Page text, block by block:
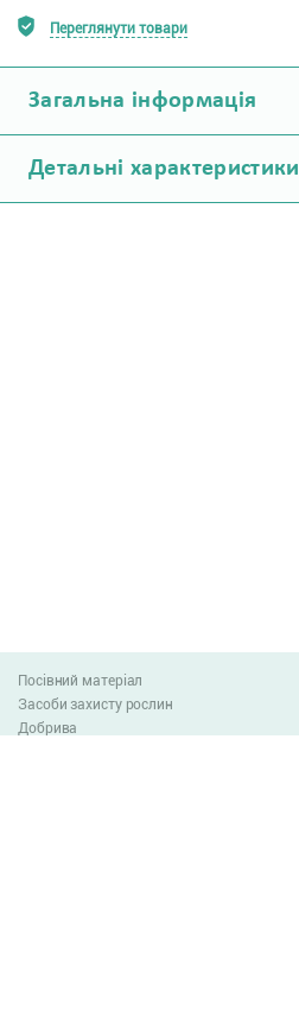
Переглянути товари
Загальна інформація
Детальні характеристики
Посівний матеріал
Засоби захисту рослин
Добрива